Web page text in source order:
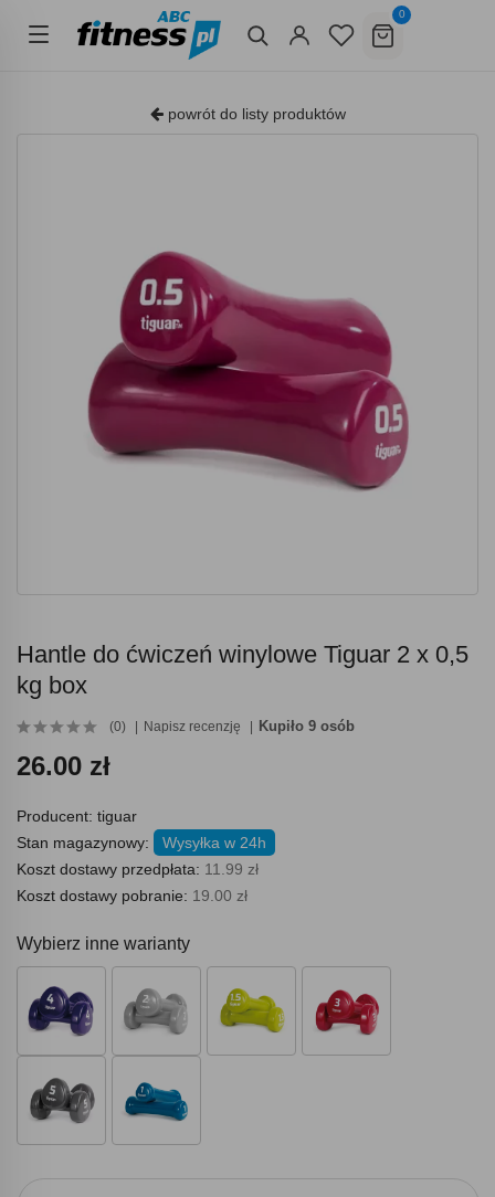
0
powrót do listy produktów
Hantle do ćwiczeń winylowe Tiguar 2 x 0,5
kg box
(0) Napisz recenzję Kupiło 9 osób
26.00 zł
Producent: tiguar
Stan magazynowy:
Wysyłka w 24h
Koszt dostawy przedpłata: 11.99 zł
Koszt dostawy pobranie: 19.00 zł
Wybierz inne warianty